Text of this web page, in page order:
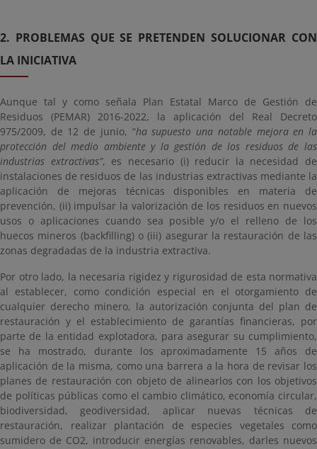
2. PROBLEMAS QUE SE PRETENDEN SOLUCIONAR CON
LA INICIATIVA
Aunque tal y como señala Plan Estatal Marco de Gestión de
Residuos (PEMAR) 2016-2022, la aplicación del Real Decreto
975/2009, de 12 de junio, “ha supuesto una notable mejora en la
protección del medio ambiente y la gestión de los residuos de las
industrias extractivas”, es necesario (i) reducir la necesidad de
instalaciones de residuos de las industrias extractivas mediante la
aplicación de mejoras técnicas disponibles en materia de
prevención, (ii) impulsar la valorización de los residuos en nuevos
usos o aplicaciones cuando sea posible y/o el relleno de los
huecos mineros (backfilling) o (iii) asegurar la restauración de las
zonas degradadas de la industria extractiva.
Por otro lado, la necesaria rigidez y rigurosidad de esta normativa
al establecer, como condición especial en el otorgamiento de
cualquier derecho minero, la autorización conjunta del plan de
restauración y el establecimiento de garantías financieras, por
parte de la entidad explotadora, para asegurar su cumplimiento,
se ha mostrado, durante los aproximadamente 15 años de
aplicación de la misma, como una barrera a la hora de revisar los
planes de restauración con objeto de alinearlos con los objetivos
de políticas públicas como el cambio climático, economía circular,
biodiversidad, geodiversidad, aplicar nuevas técnicas de
restauración, realizar plantación de especies vegetales como
sumidero de CO2, introducir energías renovables, darles nuevos